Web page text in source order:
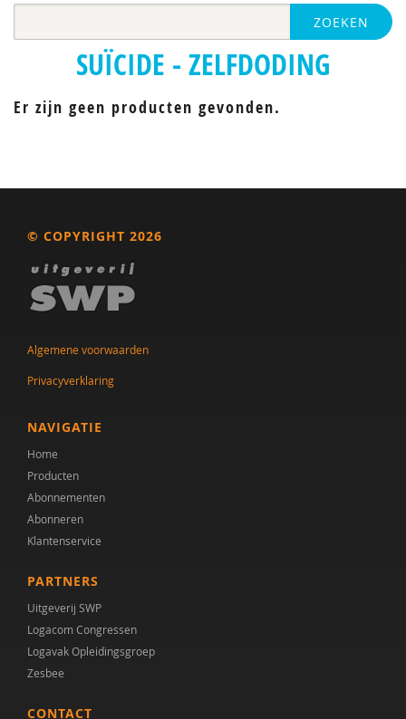
ZOEKEN
SUÏCIDE - ZELFDODING
Er zijn geen producten gevonden.
© COPYRIGHT 2026
Algemene voorwaarden
Privacyverklaring
NAVIGATIE
Home
Producten
Abonnementen
Abonneren
Klantenservice
PARTNERS
Uitgeverij SWP
Logacom Congressen
Logavak Opleidingsgroep
Zesbee
CONTACT